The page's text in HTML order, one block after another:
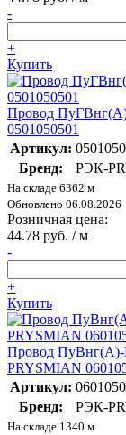
-
+
Купить
Провод
0501050501
Артикул:
Бренд:
РЭК-
На складе 6362 м
Обновлено 06.08.2026
Розничная цена:
44.78 руб. / м
-
+
Купить
Провод ПуВнг(А)-
PRYSMIAN
Артикул:
Бренд:
РЭК-
На складе 1340 м